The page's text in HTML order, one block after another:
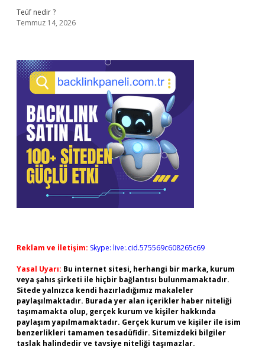
Teüf nedir ?
Temmuz 14, 2026
Reklam ve İletişim: Skype: live:.cid.575569c608265c69
Yasal Uyarı: Bu internet sitesi, herhangi bir marka, kurum
veya şahıs şirketi ile hiçbir bağlantısı bulunmamaktadır.
Sitede yalnızca kendi hazırladığımız makaleler
paylaşılmaktadır. Burada yer alan içerikler haber niteliği
taşımamakta olup, gerçek kurum ve kişiler hakkında
paylaşım yapılmamaktadır. Gerçek kurum ve kişiler ile isim
benzerlikleri tamamen tesadüfidir. Sitemizdeki bilgiler
taslak halindedir ve tavsiye niteliği taşımazlar.